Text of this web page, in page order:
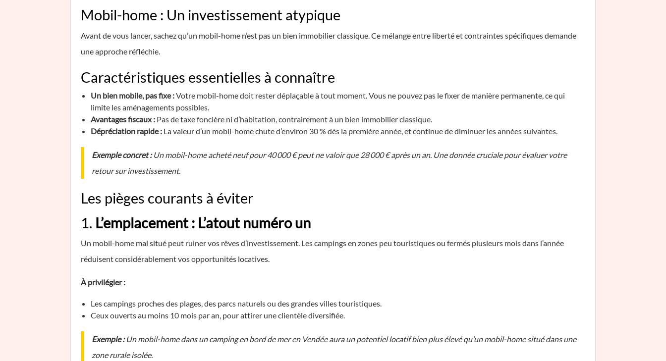
Mobil-home : Un investissement atypique
Avant de vous lancer, sachez qu’un mobil-home n’est pas un bien immobilier classique. Ce mélange entre liberté et contraintes spécifiques demande
une approche réfléchie.
Caractéristiques essentielles à connaître
Un bien mobile, pas fixe :Votre mobil-home doit rester déplaçable à tout moment. Vous ne pouvez pas le fixer de manière permanente, ce qui
limite les aménagements possibles.
Avantages fiscaux : Pas de taxe foncière ni d’habitation, contrairement à un bien immobilier classique.
Dépréciation rapide : La valeur d’un mobil-home chute d’environ 30 % dès la première année, et continue de diminuer les années suivantes.
Exemple concret :Un mobil-home acheté neuf pour 40 000 € peut ne valoir que 28 000 € après un an. Une donnée cruciale pour évaluer votre
retour sur investissement.
Les pièges courants à éviter
1. L’emplacement : L’atout numéro un
Un mobil-home mal situé peut ruiner vos rêves d’investissement. Les campings en zones peu touristiques ou fermés plusieurs mois dans l’année
réduisent considérablement vos opportunités locatives.
À privilégier :
Les campings proches des plages, des parcs naturels ou des grandes villes touristiques.
Ceux ouverts au moins 10 mois par an, pour attirer une clientèle diversifiée.
Exemple :Un mobil-home dans un camping en bord de mer en Vendée aura un potentiel locatif bien plus élevé qu’un mobil-home situé dans une
zone rurale isolée.